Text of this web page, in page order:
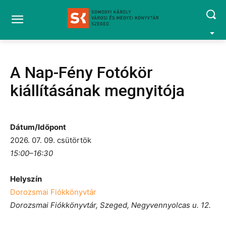
A Nap-Fény Fotókör
kiállításának megnyitója
Dátum/Időpont
2026. 07. 09. csütörtök
15:00–16:30
Helyszín
Dorozsmai Fiókkönyvtár
Dorozsmai Fiókkönyvtár, Szeged, Negyvennyolcas u. 12.